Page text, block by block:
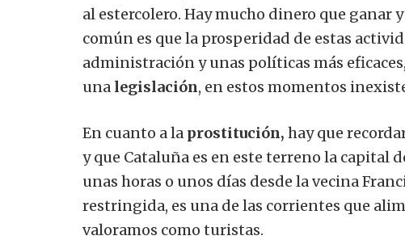
al estercolero. Hay mucho dinero que ganar
común es que la prosperidad de estas
administración y unas políticas más
una legislación, en estos momentos
En cuanto a la prostitución, hay que
y que Cataluña es en este terreno la capital
unas horas o unos días desde la vecina
restringida, es una de las corrientes que
valoramos como turistas.